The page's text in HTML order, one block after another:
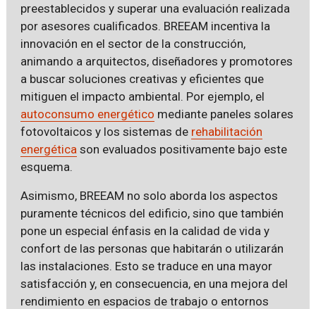
preestablecidos y superar una evaluación realizada
por asesores cualificados. BREEAM incentiva la
innovación en el sector de la construcción,
animando a arquitectos, diseñadores y promotores
a buscar soluciones creativas y eficientes que
mitiguen el impacto ambiental. Por ejemplo, el
autoconsumo energético mediante paneles solares
fotovoltaicos y los sistemas de rehabilitación
energética son evaluados positivamente bajo este
esquema.
Asimismo, BREEAM no solo aborda los aspectos
puramente técnicos del edificio, sino que también
pone un especial énfasis en la calidad de vida y
confort de las personas que habitarán o utilizarán
las instalaciones. Esto se traduce en una mayor
satisfacción y, en consecuencia, en una mejora del
rendimiento en espacios de trabajo o entornos